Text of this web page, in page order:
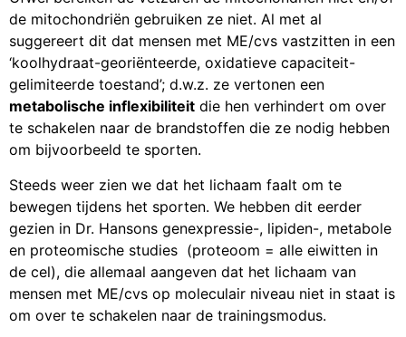
de mitochondriën gebruiken ze niet. Al met al
suggereert dit dat mensen met ME/cvs vastzitten in een
‘koolhydraat-georiënteerde, oxidatieve capaciteit-
gelimiteerde toestand’; d.w.z. ze vertonen een
metabolische inflexibiliteit die hen verhindert om over
te schakelen naar de brandstoffen die ze nodig hebben
om bijvoorbeeld te sporten.
Steeds weer zien we dat het lichaam faalt om te
bewegen tijdens het sporten. We hebben dit eerder
gezien in Dr. Hansons genexpressie-, lipiden-, metabole
en proteomische studies (proteoom = alle eiwitten in
de cel), die allemaal aangeven dat het lichaam van
mensen met ME/cvs op moleculair niveau niet in staat is
om over te schakelen naar de trainingsmodus.